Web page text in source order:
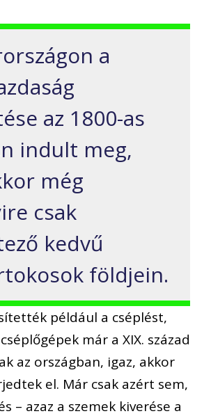
a
az 1800-as
indult meg,
még
csak
kedvű
földjein.
például a cséplést,
már a XIX. század
az országban, igaz, akkor
el. Már csak azért sem,
– azaz a szemek kiverése a